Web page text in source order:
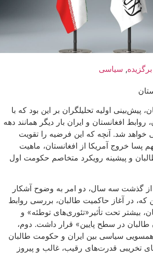
برگزیده, سیاسی
پیش‌بینی اولیه تحلیلگران بر این بود که با
افغانستان و ایران بار دیگر همانند دهه
خواهد شد. آنچه که این فرضیه را تقویت
پسا خروج آمریکا از افغانستان، ماهیت
و پیشینه رویکرد متخاصم حکومت اول
از گذشت سه سال، دو امر به وضوح آشکار
در آغاز حاکمیت طالبان، بررسی روابط
بیشتر تحت تأثیر«تئوری‌های توطئه» و
طالبان در سطح پایین» قرار داشت. دوم،
سیاسی بین ایران و حکومت طالبان
تخریبی قدرت‌های رقیب، غالب و پیروز